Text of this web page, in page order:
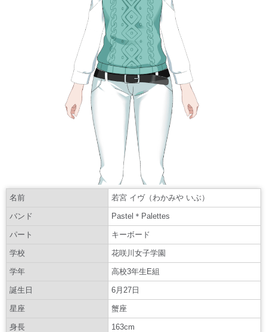
名前 若宮 イヴ（わかみや いぶ）
バンド Pastel＊Palettes
パート キーボード
学校 花咲川女子学園
学年 高校3年生E組
誕生日 6月27日
星座 蟹座
身長 163cm